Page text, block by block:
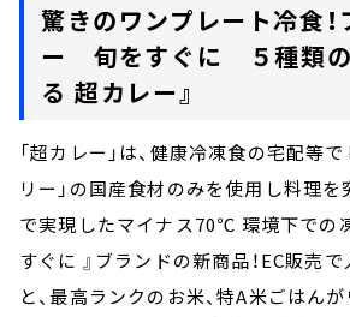
驚きのワンプレート冷食！
ー 旬をすぐに ５種類の
る 超カレー』
「超カレー」は、健康冷凍食の宅配等
リー」の国産食材のみを使用し料理
で実現したマイナス70℃ 環境下での
すぐに 』ブランドの新商品！EC販売
と、最高ランクのお米、特A米ごはん